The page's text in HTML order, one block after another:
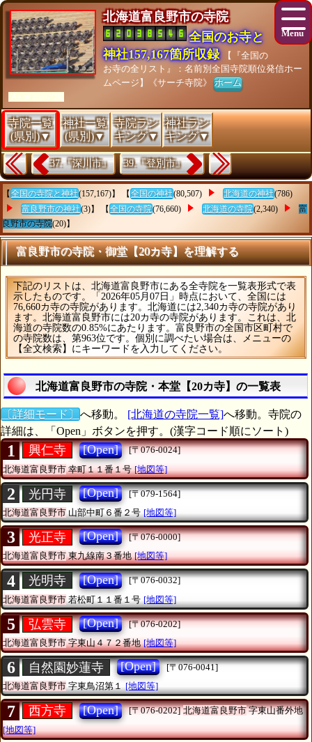
北海道富良野市の寺院
全国のお寺と
神社157,167箇所収録
【『全国の
お寺の全リスト』：名前別全国寺院順位発信ホー
ムページ】《サーチ寺院》ホーム
[As of 26/07/28]
寺院一覧
(県別)▼
神社一覧
(県別)▼
寺院ラン
キング▼
神社ラン
キング▼
37.『深川市』 39.『登別市』
【 全国の寺院と神社(157,167)】 【 全国の神社(80,507) 北海道の神社(786)
富良野市の神社(3)】 【 全国の寺院(76,660) 北海道の寺院(2,340)
富
良野市の寺院(20)】
富良野市の寺院・御堂【20カ寺】を理解する
下記のリストは、北海道富良野市にある全寺院を一覧表形式で表
示したものです。「2026年05月07日」時点において、全国には
76,660カ寺の寺院があります。北海道には2,340カ寺の寺院があり
ます。北海道富良野市には20カ寺の寺院があります。これは、北
海道の寺院数の0.85%にあたります。富良野市の全国市区町村で
の寺院数は、第963位です。個別に調べたい場合は、メニューの
【全文検索】にキーワードを入力してください。
北海道富良野市の寺院・本堂【20カ寺】の一覧表
〔詳細モード〕 へ移動。 [北海道の寺院一覧]へ移動。寺院の
詳細は、「Open」ボタンを押す。(漢字コード順にソート)
1 興仁寺 [Open]
[〒076-0024]
北海道富良野市幸町１１番１号 [地図等]
2 光円寺 [Open]
[〒079-1564]
北海道富良野市山部中町６番２号 [地図等]
3 光正寺 [Open]
[〒076-0000]
北海道富良野市東九線南３番地 [地図等]
4 光明寺 [Open]
[〒076-0032]
北海道富良野市 若松町１１番１号 [地図等]
5 弘雲寺 [Open]
[〒076-0202]
北海道富良野市字東山４７２番地 [地図等]
6 自然園妙蓮寺 [Open]
[〒076-0041]
北海道富良野市字東鳥沼第１ [地図等]
7 西方寺 [Open] [〒076-0202] 北海道富良野市字東山番外地
[地図等]